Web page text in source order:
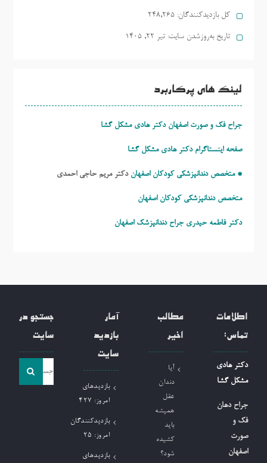
کل بازدیدکنند‌گان: 248,265
تاریخ به‌روزشدن سایت: تیر ۲۲, ۱۴۰۵
لینک های پرکاربرد
جراح فک و صورت اصفهان دکتر هادی مشکل گشا
صفحه اینستاگرام دکتر هادی مشکل گشا
* متخصص دندانپزشکی کودکان اصفهان دکتر مریم حاجی احمدی
متخصص دندانپزشکی کودکان اصفهان
دکتر فاطمه حیدری جراح دندانپزشک اصفهان
اطلاعات
تماس:
دکتر هادی
مشکل گشا
جراح دهان
فک و
صورت
اصفهان
مطالب
اخیر
آیا
دندان
عقل
همیشه
باید
کشیده
شود؟
آمار
بازدید
سایت
بازدیدهای
امروز: 427
بازدیدکنندگان
امروز: 25
بازدیدهای
جستجو در
سایت